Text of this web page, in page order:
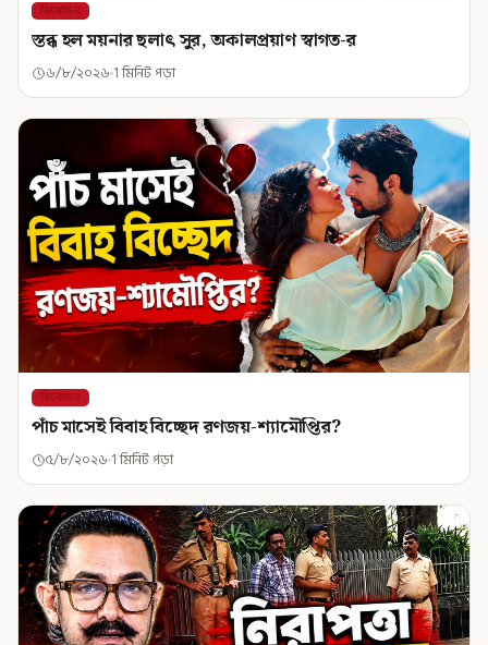
বিনোদন
স্তব্ধ হল ময়নার ছলাৎ সুর, অকালপ্রয়াণ স্বাগত-র
৬/৮/২০২৬ 1 মিনিট পড়া
বিনোদন
পাঁচ মাসেই বিবাহ বিচ্ছেদ রণজয়-শ্যামৌপ্তির?
৫/৮/২০২৬ 1 মিনিট পড়া